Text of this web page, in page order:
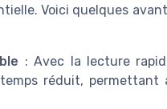
Voici quelques
: Avec la lecture
réduit, permettant